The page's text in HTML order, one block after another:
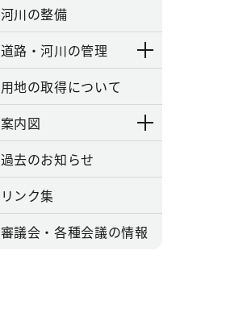
河川の整備
道路・河川の管理
用地の取得について
案内図
過去のお知らせ
リンク集
審議会・各種会議の情報